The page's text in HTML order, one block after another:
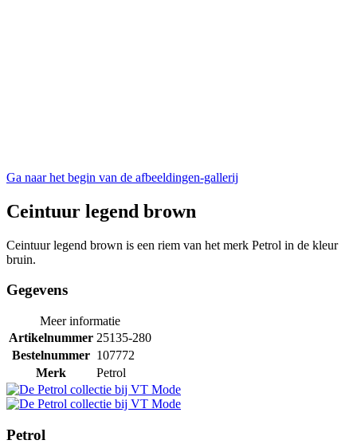
Ga naar het begin van de afbeeldingen-gallerij
Ceintuur legend brown
Ceintuur legend brown is een riem van het merk Petrol in de kleur
bruin.
Gegevens
Meer informatie
Artikelnummer 25135-280
Bestelnummer 107772
Merk
Petrol
Petrol